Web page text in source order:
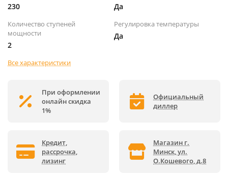
230 Да
Количество ступеней
мощности
2
Регулировка температуры
Да
Все характеристики
При оформлении
онлайн скидка
1%
Официальный
диллер
Кредит,
рассрочка,
лизинг
Магазин г.
Минск, ул.
О.Кошевого, д.8